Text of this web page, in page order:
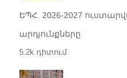
ԵՊՀ. 2026-2027
արդյունքները
5.2k դիտում